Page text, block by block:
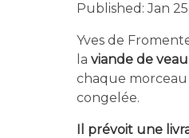
Published: Jan
Yves de
la viande de
chaque morceau
congelée.
Il prévoit une